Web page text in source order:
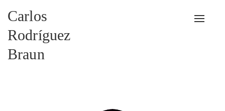
Carlos
Rodríguez
Braun